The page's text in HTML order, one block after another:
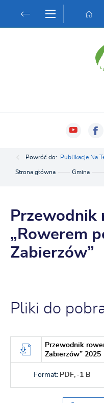
Przejdź do wyszukiwarki.
Przejdź do ustawień wielkości
Włącz wersję kontrastową strony.
Powróć do: Publikacje Na
Strona główna Gmina
Przewodnik
„Rowerem
Zabierzów”
Pliki do
Przewodnik
Zabierzów” 2025
Format: PDF, -1 B